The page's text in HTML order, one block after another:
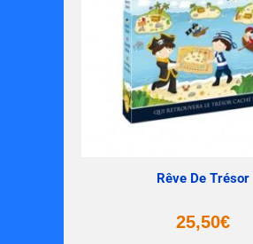
Rêve De Trésor
25,50€